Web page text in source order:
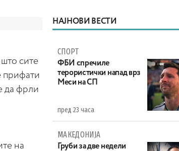
сите
прифати
да фрли
на
НАЈНОВИ ВЕСТИ
СПОРТ
ФБИ спречиле
терористички напад врз
Меси на СП
пред 23 часа
МАКЕДОНИЈА
Груби за две недели